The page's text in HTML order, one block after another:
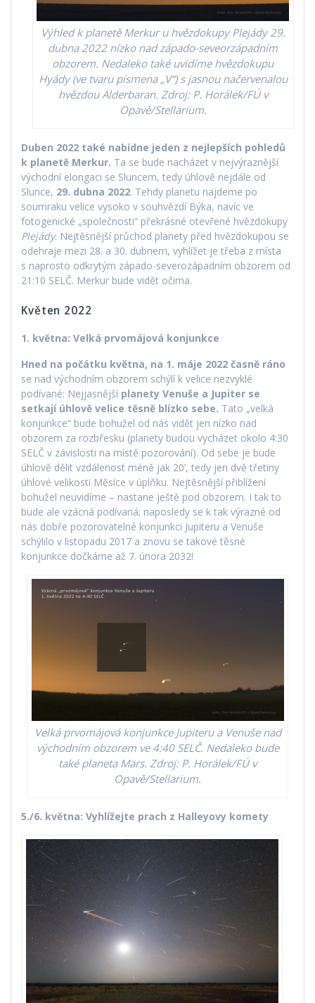
Výhled k planetě Merkur u hvězdokupy Plejády 29.
dubna 2022 nízko nad západo-seveorzápadním
obzorem. Nedaleko také uvidíme hvězdokupu
Hyády (ve tvaru písmena „V“) s jasnou načervenalou
hvězdou Alderbaran. Zdroj: P. Horálek/FÚ v
Opavě/Stellarium.
Duben 2022 také nabídne jeden z nejlepších pohledů
k planetě Merkur. Ta se bude nacházet v nejvýraznější
východní elongaci se Sluncem, tedy úhlově nejdále od
Slunce, 29. dubna 2022. Tehdy planetu najdeme po
soumraku velice vysoko v souhvězdí Býka, navíc ve
fotogenické „společnosti“ překrásné otevřené hvězdokupy
Plejády. Nejtěsnější průchod planety před hvězdokupou se
odehraje mezi 28. a 30. dubnem, vyhlížet je třeba z místa
s naprosto odkrytým západo-severozápadním obzorem od
21:10 SELČ. Merkur bude vidět očima.
Květen 2022
1. května: Velká prvomájová konjunkce
Hned na počátku května, na 1. máje 2022 časně ráno
se nad východním obzorem schýlí k velice nezvyklé
podívané: Nejjasnější planety Venuše a Jupiter se
setkají úhlově velice těsně blízko sebe. Tato „velká
konjunkce“ bude bohužel od nás vidět jen nízko nad
obzorem za rozbřesku (planety budou vycházet okolo 4:30
SELČ v závislosti na místě pozorování). Od sebe je bude
úhlově dělit vzdálenost méně jak 20’, tedy jen dvě třetiny
úhlové velikosti Měsíce v úplňku. Nejtěsnější přiblížení
bohužel neuvidíme – nastane ještě pod obzorem. I tak to
bude ale vzácná podívaná; naposledy se k tak výrazné od
nás dobře pozorovatelné konjunkci Jupiteru a Venuše
schýlilo v listopadu 2017 a znovu se takové těsné
konjunkce dočkáme až 7. února 2032!
Velká prvomájová konjunkce Jupiteru a Venuše nad
východním obzorem ve 4:40 SELČ. Nedaleko bude
také planeta Mars. Zdroj: P. Horálek/FÚ v
Opavě/Stellarium.
5./6. května: Vyhlížejte prach z Halleyovy komety